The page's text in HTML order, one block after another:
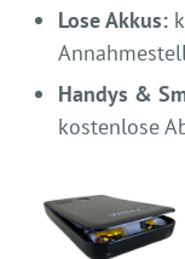
Lose Akkus:
Handys &
kostenlose